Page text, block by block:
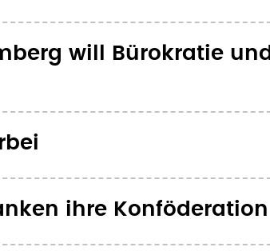
will Bürokratie und
ihre Konföderation